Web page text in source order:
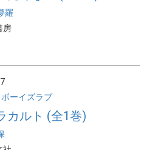
羅
房
ボーイズラブ
カルト (全1巻)